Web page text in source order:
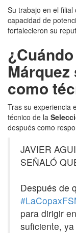
Su trabajo en el
capacidad de
fortalecieron su
como
Tras su experiencia
técnico de la
después como
JAVIER
SEÑALÓ
Después de
para dirigir
suficiente,